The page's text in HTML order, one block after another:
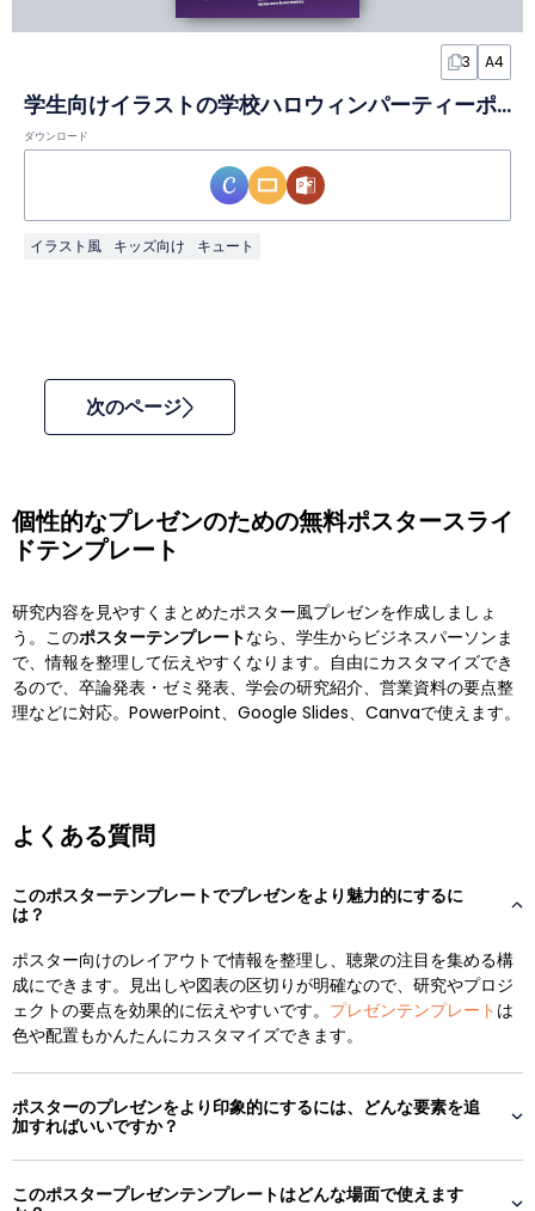
3 A4
学生向けイラストの学校ハロウィンパーティーポスタースライド
ダウンロード
イラスト風 キッズ向け キュート
次のページ
個性的なプレゼンのための無料ポスタースライ
ドテンプレート
研究内容を見やすくまとめたポスター風プレゼンを作成しましょ
う。このポスターテンプレートなら、学生からビジネスパーソンま
で、情報を整理して伝えやすくなります。自由にカスタマイズでき
るので、卒論発表・ゼミ発表、学会の研究紹介、営業資料の要点整
理などに対応。PowerPoint、Google Slides、Canvaで使えます。
よくある質問
このポスターテンプレートでプレゼンをより魅力的にするに
は？
ポスター向けのレイアウトで情報を整理し、聴衆の注目を集める構
成にできます。見出しや図表の区切りが明確なので、研究やプロジ
ェクトの要点を効果的に伝えやすいです。 プレゼンテンプレート は
色や配置もかんたんにカスタマイズできます。
ポスターのプレゼンをより印象的にするには、どんな要素を追
加すればいいですか？
このポスタープレゼンテンプレートはどんな場面で使えます